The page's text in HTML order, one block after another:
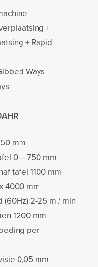
+
+ Rapid
Ways
mm
0 – 750 mm
tafel 1100 mm
4000 mm
(60Hz) 2-25 m / min
1200 mm
per
0,05 mm